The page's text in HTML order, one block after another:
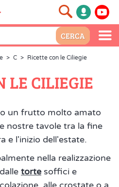
> C > Ricette con le Ciliegie
LE CILIEGIE
un frutto molto amato
nostre tavole tra la fine
e l'inizio dell'estate.
nella realizzazione
tortesoffici e